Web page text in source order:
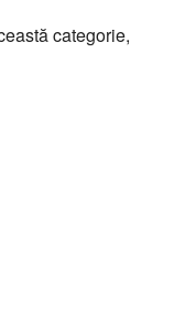
categorie,